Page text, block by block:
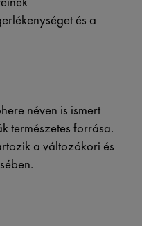
és a
néven is ismert
természetes forrása.
a változókori és